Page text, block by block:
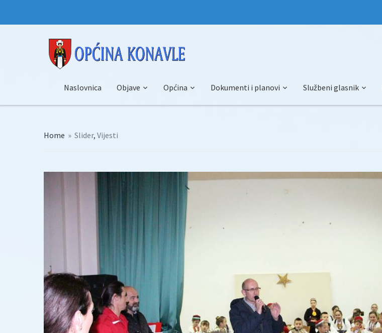
Naslovnica Objave Općina Dokumenti i planovi Službeni glasnik
Home » Slider, Vijesti